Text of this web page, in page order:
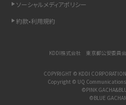
ASMRとは？意味や動画の種類、楽しみ方を
ソーシャルメディアポリシー
約款•利用規約
KDDI株式会社 東京都公安委
COPYRIGHT © KDDI
Copyright © UQ
©PINK
©BLUE